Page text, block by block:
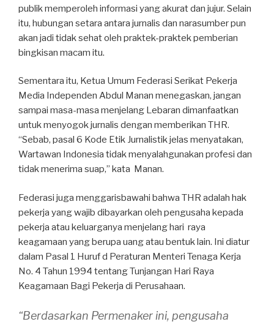
publik memperoleh informasi yang akurat dan jujur. Selain
itu, hubungan setara antara jurnalis dan narasumber pun
akan jadi tidak sehat oleh praktek-praktek pemberian
bingkisan macam itu.
Sementara itu, Ketua Umum Federasi Serikat Pekerja
Media Independen Abdul Manan menegaskan, jangan
sampai masa-masa menjelang Lebaran dimanfaatkan
untuk menyogok jurnalis dengan memberikan THR.
“Sebab, pasal 6 Kode Etik Jurnalistik jelas menyatakan,
Wartawan Indonesia tidak menyalahgunakan profesi dan
tidak menerima suap,” kata Manan.
Federasi juga menggarisbawahi bahwa THR adalah hak
pekerja yang wajib dibayarkan oleh pengusaha kepada
pekerja atau keluarganya menjelang hari raya
keagamaan yang berupa uang atau bentuk lain. Ini diatur
dalam Pasal 1 Huruf d Peraturan Menteri Tenaga Kerja
No. 4 Tahun 1994 tentang Tunjangan Hari Raya
Keagamaan Bagi Pekerja di Perusahaan.
“Berdasarkan Permenaker ini, pengusaha